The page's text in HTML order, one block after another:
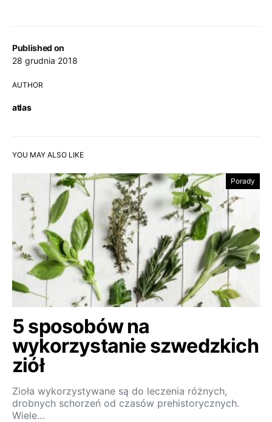
Published on
28 grudnia 2018
AUTHOR
atlas
YOU MAY ALSO LIKE
Porady
5 sposobów na
wykorzystanie szwedzkich
ziół
Zioła wykorzystywane są do leczenia różnych,
drobnych schorzeń od czasów prehistorycznych.
Wiele…